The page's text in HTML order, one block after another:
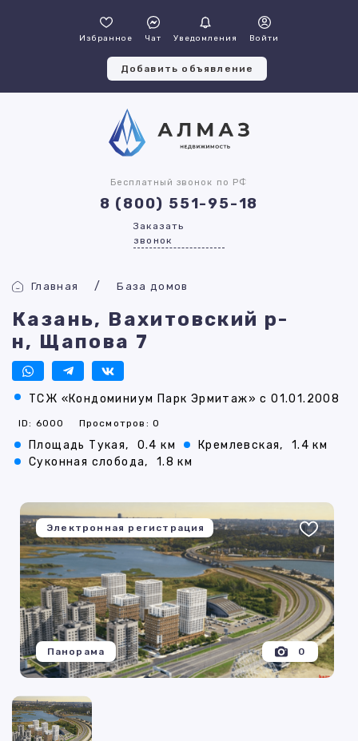
Избранное Чат Уведомления Войти
Добавить объявление
Бесплатный звонок по РФ
8 (800) 551-95-18
Заказать
звонок
Главная База домов
Казань, Вахитовский р-
н, Щапова 7
ТСЖ «Кондоминиум Парк Эрмитаж» с 01.01.2008
ID: 6000 Просмотров: 0
Площадь Тукая, 0.4 км Кремлевская,
1.4 км
Суконная слобода,
1.8 км
Электронная регистрация
0
Панорама